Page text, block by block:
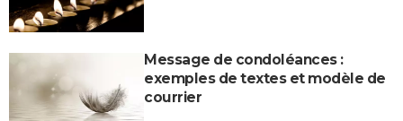
Message de condoléances :
exemples de textes et modèle de
courrier